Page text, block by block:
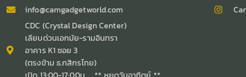
info@camgadgetworld.com
CDC (Crystal Design Center)
เลียบด่วนเอกมัย-รามอินทรา
อาคาร K1 ซอย 3
(ตรงข้าม ธ.กสิกรไทย)